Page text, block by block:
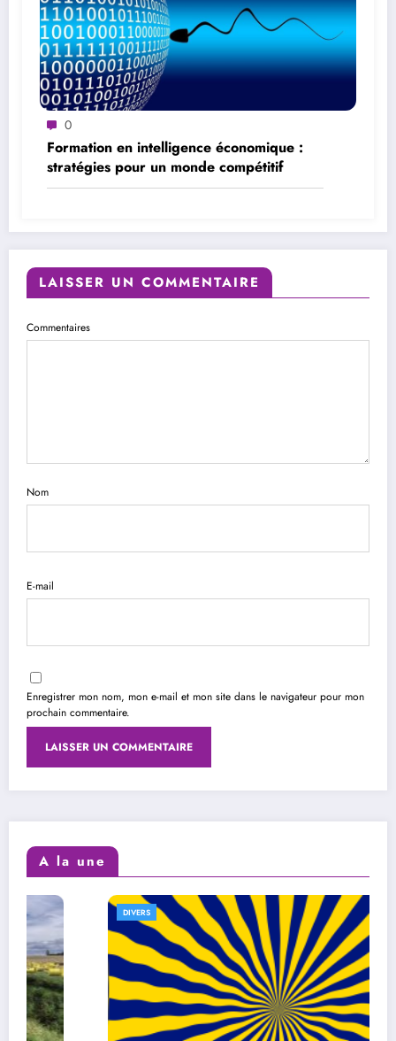
0
Formation en intelligence économique :
stratégies pour un monde compétitif
LAISSER UN COMMENTAIRE
Commentaires
Nom
E-mail
Enregistrer mon nom, mon e-mail et mon site dans le navigateur pour mon
prochain commentaire.
A la une
DIVERS